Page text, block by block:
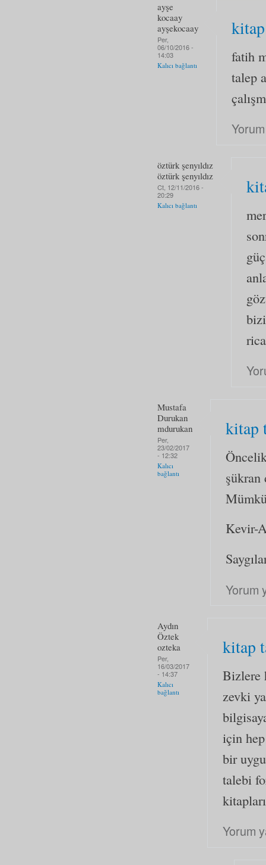
ayşe
kocaay
ayşekocaay
Per,
06/10/2016 -
14:03
Kalıcı bağlantı
fatih
talep
öztürk şenyıldız
öztürk şenyıldız
Ct, 12/11/2016 -
20:29
Kalıcı bağlantı
Mustafa
Durukan
mdurukan
Per,
23/02/2017
- 12:32
Kalıcı
bağlantı
kitap
şükran
Kevir-
Yorum
Aydın
Öztek
ozteka
Per,
16/03/2017
- 14:37
Kalıcı
bağlantı
kitap
Bizlere
zevki
için
bir
talebi
Yorum